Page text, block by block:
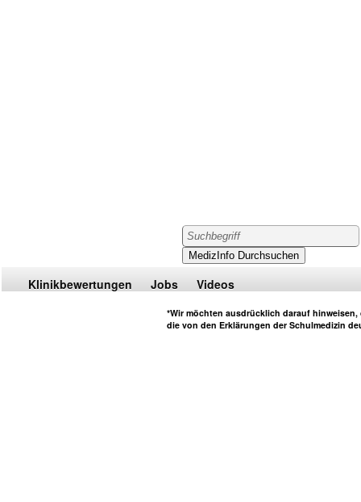
Klinikbewertungen Jobs Videos
*Wir möchten ausdrücklich darauf
die von den Erklärungen der Schulmedizin